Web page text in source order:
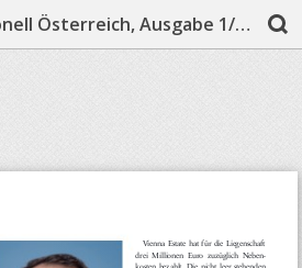
FONDS professionell Österreich, Ausgabe 1/2026